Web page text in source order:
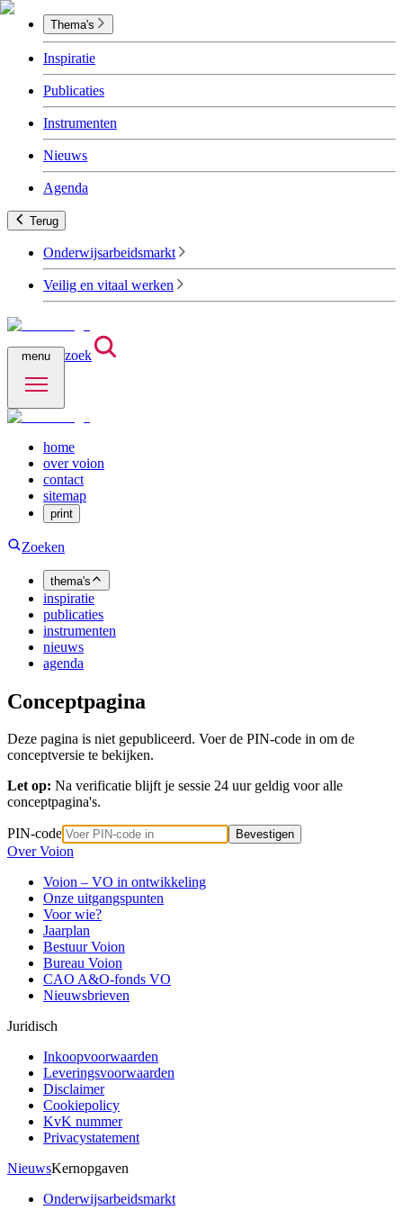
Thema's
Inspiratie
Publicaties
Instrumenten
Nieuws
Agenda
Terug
Onderwijsarbeidsmarkt
Veilig en vitaal werken
menu zoek
home
over voion
contact
sitemap
print
Zoeken
thema's
inspiratie
publicaties
instrumenten
nieuws
agenda
Conceptpagina
Deze pagina is niet gepubliceerd. Voer de PIN-code in om de
conceptversie te bekijken.
Let op: Na verificatie blijft je sessie 24 uur geldig voor alle
conceptpagina's.
PIN-code Bevestigen
Over Voion
Voion – VO in ontwikkeling
Onze uitgangspunten
Voor wie?
Jaarplan
Bestuur Voion
Bureau Voion
CAO A&O-fonds VO
Nieuwsbrieven
Juridisch
Inkoopvoorwaarden
Leveringsvoorwaarden
Disclaimer
Cookiepolicy
KvK nummer
Privacystatement
NieuwsKernopgaven
Onderwijsarbeidsmarkt